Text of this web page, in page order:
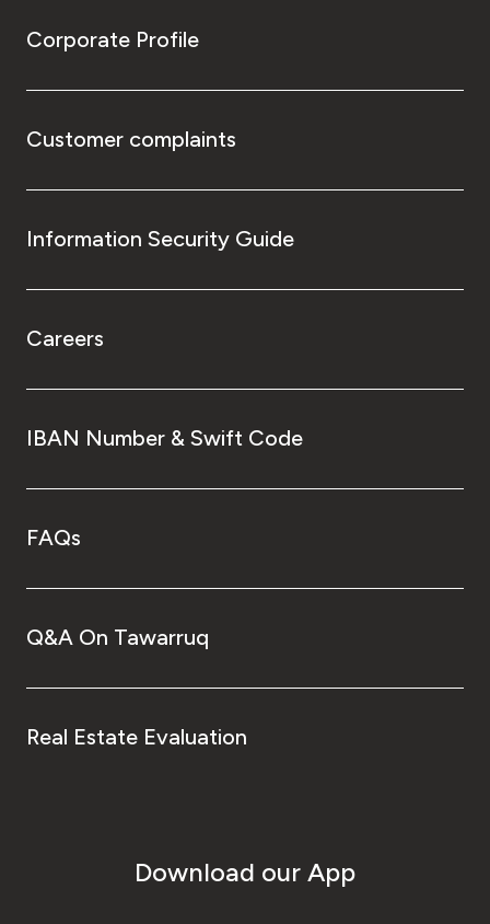
Corporate Profile
Customer complaints
Information Security Guide
Careers
IBAN Number & Swift Code
FAQs
Q&A On Tawarruq
Real Estate Evaluation
Download our App